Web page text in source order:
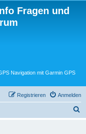
Fragen und
Navigation mit Garmin GPS
Anmelden
Registrieren